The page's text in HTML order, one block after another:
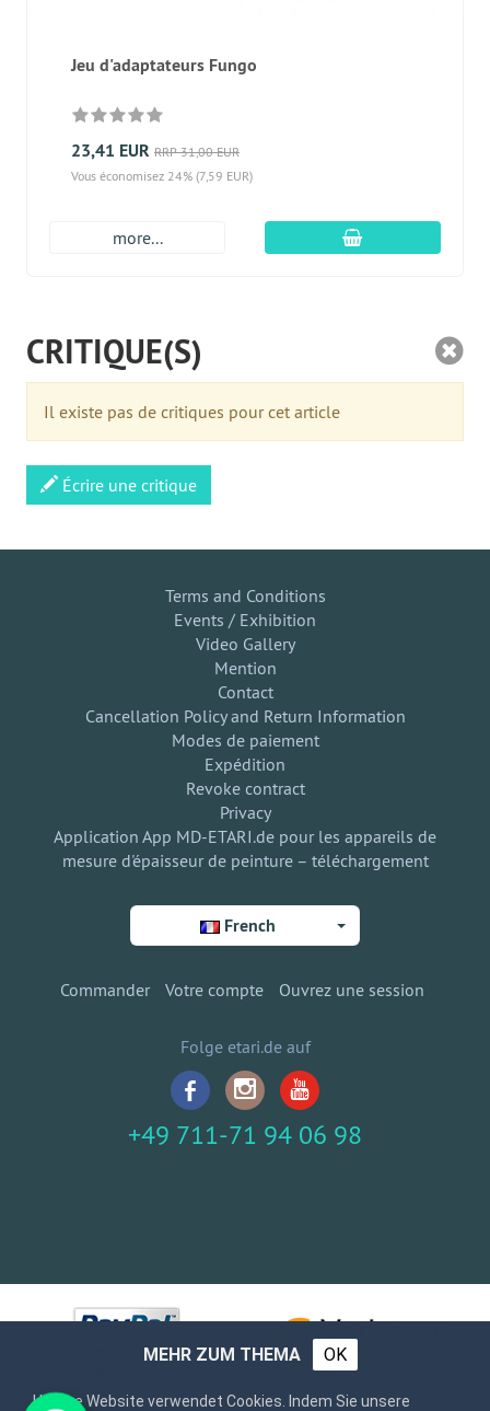
Jeu d'adaptateurs Fungo
23,41 EUR RRP 31,00 EUR
Vous économisez 24% (7,59 EUR)
more... Ajouter au panier
CRITIQUE(S)
Il existe pas de critiques pour cet article
Écrire une critique
Terms and Conditions
Events / Exhibition
Video Gallery
Mention
Contact
Cancellation Policy and Return Information
Modes de paiement
Expédition
Revoke contract
Privacy
Application App MD-ETARI.de pour les appareils de
mesure d'épaisseur de peinture – téléchargement
French
Commander Votre compte Ouvrez une session
Folge etari.de auf
+49 711-71 94 06 98
MEHR ZUM THEMA OK
Unsere Website verwendet Cookies. Indem Sie unsere